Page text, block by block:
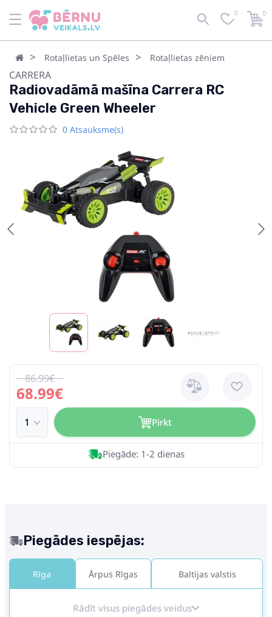
0 0
Rotaļlietas un Spēles Rotaļlietas zēniem
CARRERA
Radiovadāmā mašīna Carrera RC
Vehicle Green Wheeler
0 Atsauksme(s)
68.99€
86.99€
Pirkt
Piegāde: 1-2 dienas
Piegādes iespējas:
Rīga Ārpus Rīgas Baltijas valstis
Rādīt visus piegādes veidus